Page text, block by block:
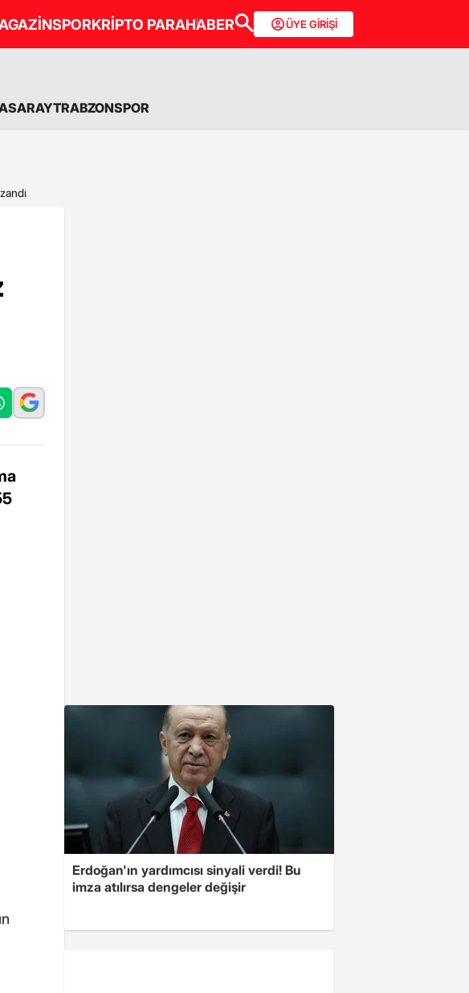
SPORKRİPTO PARAHABER ÜYE GİRİŞİ
TRABZONSPOR
Erdoğan'ın yardımcısı sinyali verdi! Bu
imza atılırsa dengeler değişir